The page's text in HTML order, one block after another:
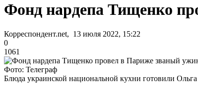
Фонд нардепа Тищенко
Корреспондент.net, 13 июля 2022, 15:22
0
1061
Фото: Телеграф
Блюда украинской национальной кухни готовили